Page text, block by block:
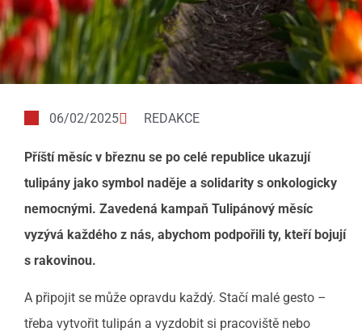
06/02/2025 REDAKCE
Příští měsíc v březnu se po celé republice ukazují
tulipány jako symbol naděje a solidarity s onkologicky
nemocnými. Zavedená kampaň Tulipánový měsíc
vyzývá každého z nás, abychom podpořili ty, kteří bojují
s rakovinou.
A připojit se může opravdu každý. Stačí malé gesto –
třeba vytvořit tulipán a vyzdobit si pracoviště nebo